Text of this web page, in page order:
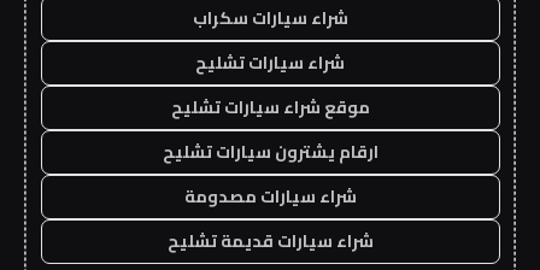
شراء سيارات سكراب
شراء سيارات تشليح
موقع شراء سيارات تشليح
ارقام يشترون سيارات تشليح
شراء سيارات مصدومة
شراء سيارات قديمة تشليح